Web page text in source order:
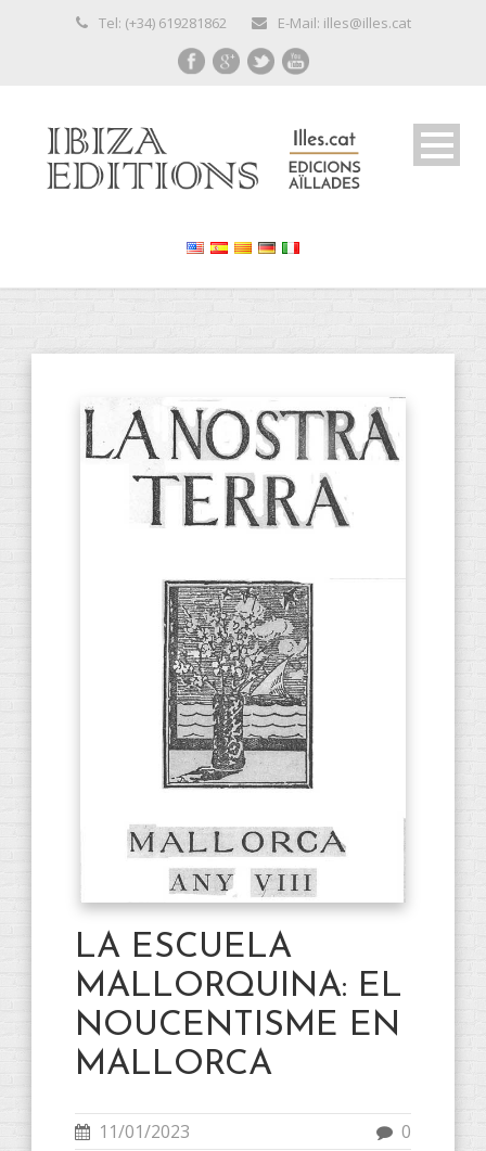
Tel: (+34) 619281862 E-Mail: illes@illes.cat
LA ESCUELA
MALLORQUINA: EL
NOUCENTISME EN
MALLORCA
11/01/2023 0